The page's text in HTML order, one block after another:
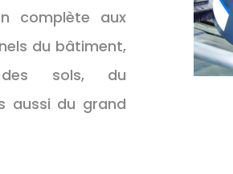
complète aux
du bâtiment,
des sols, du
aussi du grand